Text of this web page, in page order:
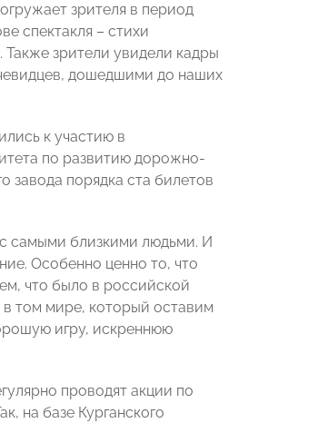
зрителя в период
спектакля – стихи
зрители увидели кадры
дошедшими до наших
к участию в
по развитию дорожно-
завода порядка ста билетов
самыми близкими людьми. И
Особенно ценно то, что
что было в российской
том мире, который оставим
игру, искреннюю
проводят акции по
на базе Курганского